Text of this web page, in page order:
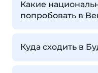
Какие
попробовать в
Куда сходить в